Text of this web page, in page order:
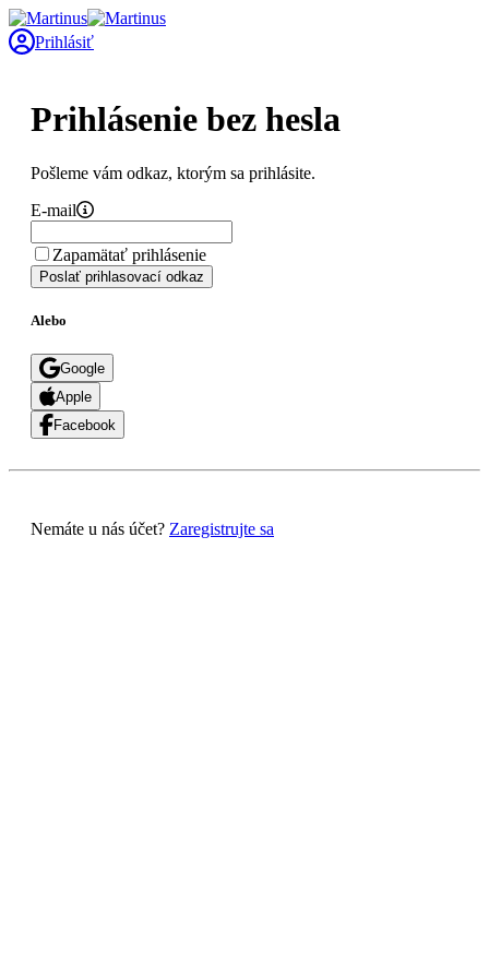
Prihlásiť
Prihlásenie bez hesla
Pošleme vám odkaz, ktorým sa prihlásite.
E-mail
Zapamätať prihlásenie
Poslať prihlasovací odkaz
Alebo
Google
Apple
Facebook
Nemáte u nás účet? Zaregistrujte sa